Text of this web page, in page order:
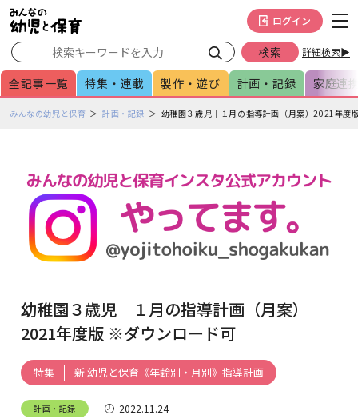
詳細検索▶
ログイン
全記事一覧 特集・連載 製作・遊び 計画・記録 家庭連
ペみんなの幼児と保育 計画・記録 幼稚園３歳児｜１月の指導計画（月案）2021年度
幼稚園３歳児｜１月の指導計画（月案）
2021年度版 ※ダウンロード可
特集 新 幼児と保育《年齢別・月別》指導計画
計画・記録
2022.11.24